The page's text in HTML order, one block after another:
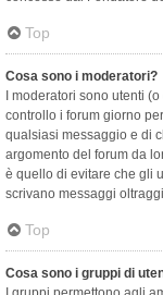
Top
Cosa sono i moderatori?
I moderatori sono utenti
controllo i forum giorno
qualsiasi messaggio e di
argomento del forum da
è quello di evitare che gli
scrivano messaggi
Top
Cosa sono i gruppi di